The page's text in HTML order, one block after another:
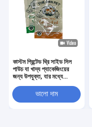
কাস্টম প্রিন্টেড থ্রি সাইড সিল
পাউচ যা খাদ্য প্যাকেজিংয়ের
জন্য উপযুক্ত, যার মধ্যে
এবং শুকনো খাবার অন্তর্ভুক্ত
রয়েছে, টিয়ার নচ এবং জিপার সহ
ভালো দাম